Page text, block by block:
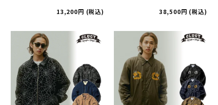
13,200
税込
38,500
税込